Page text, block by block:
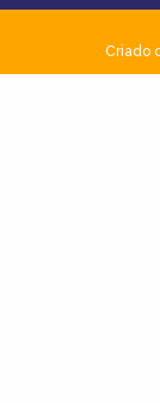
Criado